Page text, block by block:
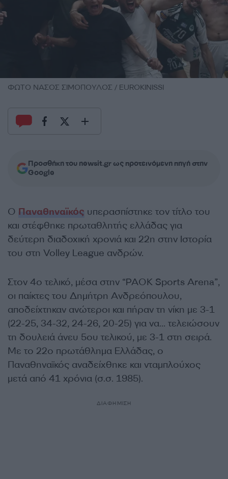
ΦΩΤΟ ΝΑΣΟΣ ΣΙΜΟΠΟΥΛΟΣ / EUROKINISSI
Προσθήκη του newsit.gr ως προτεινόμενη πηγή στην
Google
Ο Παναθηναϊκός υπερασπίστηκε τον τίτλο του
και στέφθηκε πρωταθλητής ελλάδας για
δεύτερη διαδοχική χρονιά και 22η στην Ιστορία
του στη Volley League ανδρών.
Στον 4ο τελικό, μέσα στην “PAOK Sports Arena”,
οι παίκτες του Δημήτρη Ανδρεόπουλου,
αποδείχτηκαν ανώτεροι και πήραν τη νίκη με 3-1
(22-25, 34-32, 24-26, 20-25) για να… τελειώσουν
τη δουλειά άνευ 5ου τελικού, με 3-1 στη σειρά.
Mε το 22ο πρωτάθλημα Ελλάδας, ο
Παναθηναϊκός αναδείχθηκε και νταμπλούχος
μετά από 41 χρόνια (σ.σ. 1985).
ΔΙΑΦΗΜΙΣΗ